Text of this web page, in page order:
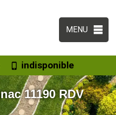
MENU
indisponible
11190 RDV